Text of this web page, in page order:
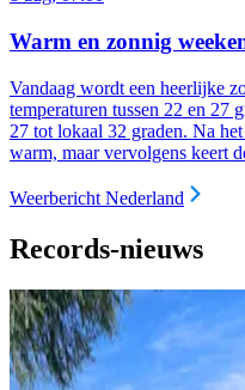
Warm en zonnig
Vandaag wordt een heerlijke
temperaturen tussen 22 en 27
27 tot lokaal 32 graden. Na
warm, maar vervolgens keert
Weerbericht Nederland
Records-nieuws